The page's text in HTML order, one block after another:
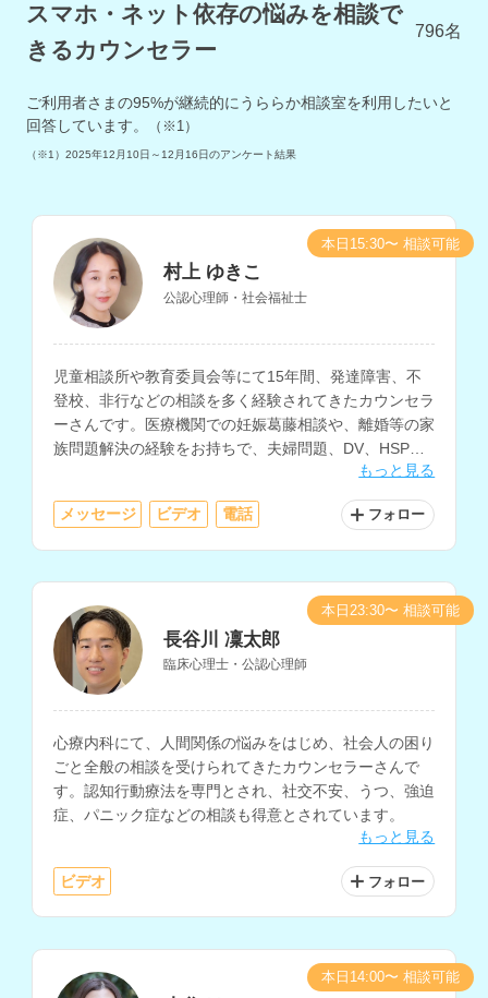
スマホ・ネット依存の悩みを相談で
きるカウンセラー
796名
ご利用者さまの95%が継続的にうららか相談室を利用したいと
回答しています。
（※1）
（※1） 2025年12月10日～12月16日のアンケート結果
村上 ゆきこ
公認心理師・社会福祉士
児童相談所や教育委員会等にて15年間、発達障害、不
登校、非行などの相談を多く経験されてきたカウンセラ
ーさんです。医療機関での妊娠葛藤相談や、離婚等の家
族問題解決の経験をお持ちで、夫婦問題、DV、HSP、
職場の悩み、ひきこもり、うつ等のメンタルヘルスの相
もっと見る
メッセージ ビデオ 電話 フォロー
本日15:30〜 相談可能
長谷川 凜太郎
臨床心理士・公認心理師
心療内科にて、人間関係の悩みをはじめ、社会人の困り
ごと全般の相談を受けられてきたカウンセラーさんで
す。認知行動療法を専門とされ、社交不安、うつ、強迫
症、パニック症などの相談も得意とされています。
もっと見る
ビデオ フォロー
本日23:30〜 相談可能
本日14:00〜 相談可能